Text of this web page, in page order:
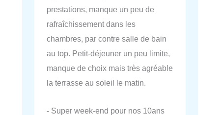
prestations, manque un peu de
rafraîchissement dans les
chambres, par contre salle de bain
au top. Petit-déjeuner un peu limite,
manque de choix mais très agréable
la terrasse au soleil le matin.
- Super week-end pour nos 10ans